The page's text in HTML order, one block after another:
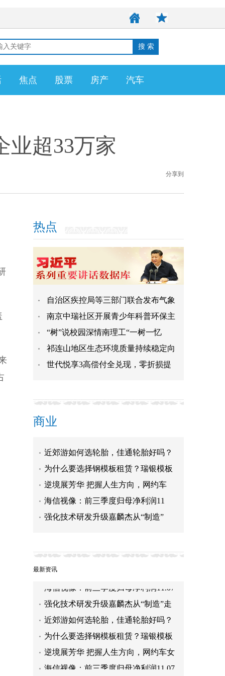
焦点 股票 房产 汽车
业超33万家
分享到
热点
自治区疾控局等三部门联合发布气象
南京中瑞社区开展青少年科普环保主
“树”说校园深情南理工“一树一忆
祁连山地区生态环境质量持续稳定向
世代悦享3高偿付全兑现，零折损提
商业
近郊游如何选轮胎，佳通轮胎好吗？
为什么要选择钢模板租赁？瑞银模板
逆境展芳华 把握人生方向，网约车
海信视像：前三季度归母净利润11
强化技术研发升级嘉麟杰从“制造”
最新资讯
为什么要选择钢模板租赁？瑞银模板
告诉你！
逆境展芳华 把握人生方向，网约车女
亿元 同比增长76.86%
强化技术研发升级嘉麟杰从“制造”走
向“智造”
近郊游如何选轮胎，佳通轮胎好吗？
为什么要选择钢模板租赁？瑞银模板
告诉你！
逆境展芳华 把握人生方向，网约车女
司机展新时代巾帼风采
海信视像：前三季度归母净利润11.07